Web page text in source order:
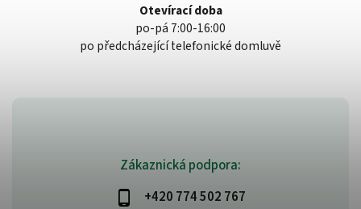
Zákaznická podpora:
+420 774 502 767
Otevírací doba
po-pá 7:00-16:00
po předcházející telefonické domluvě